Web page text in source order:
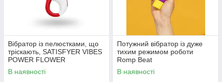
Вібратор із пелюстками, що
тріскають, SATISFYER VIBES
POWER FLOWER
В наявності
Потужний вібратор із дуже
тихим режимом роботи
Romp Beat
В наявності